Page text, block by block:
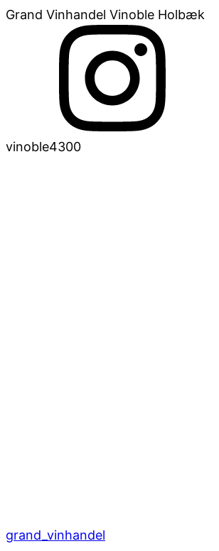
Grand Vinhandel Vinoble Holbæk
vinoble4300
grand_vinhandel